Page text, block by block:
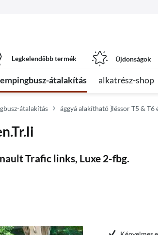
Legkelendőbb termék Újdonságok
átalakítás alkatrész-shop
átalakítás ággyá alakítható }léssor T5 & T6
Trafic links, Luxe 2-fbg.